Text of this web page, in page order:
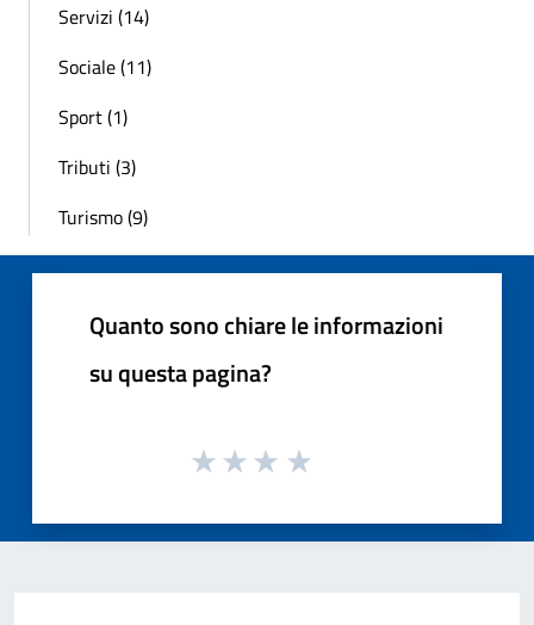
Servizi (14)
Sociale (11)
Sport (1)
Tributi (3)
Turismo (9)
Quanto sono chiare le informazioni
su questa pagina?